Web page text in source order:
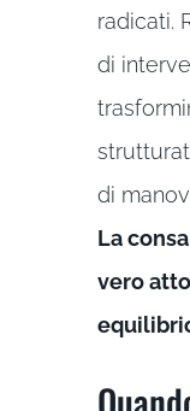
radicati.
di
di
La
vero